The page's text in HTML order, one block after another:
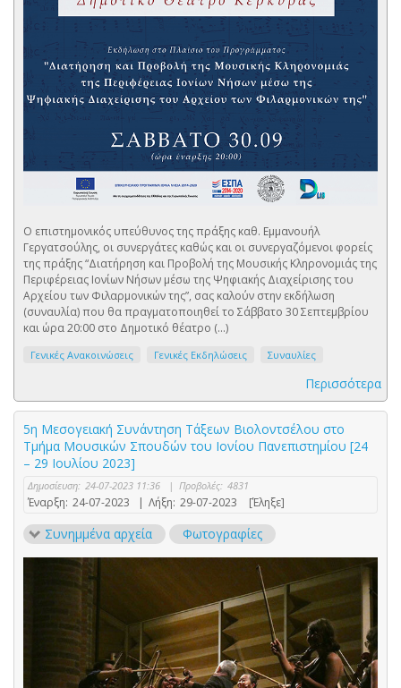
Ο επιστημονικός υπεύθυνος της πράξης καθ. Εμμανουήλ
Γεργατσούλης, οι συνεργάτες καθώς και οι συνεργαζόμενοι φορείς
της πράξης “Διατήρηση και Προβολή της Μουσικής Κληρονομιάς της
Περιφέρειας Ιονίων Νήσων μέσω της Ψηφιακής Διαχείρισης του
Αρχείου των Φιλαρμονικών της”, σας καλούν στην εκδήλωση
(συναυλία) που θα πραγματοποιηθεί το Σάββατο 30 Σεπτεμβρίου
και ώρα 20:00 στο Δημοτικό θέατρο (...)
Γενικές Ανακοινώσεις Γενικές Εκδηλώσεις Συναυλίες
Περισσότερα
5η Μεσογειακή Συνάντηση Τάξεων Βιολοντσέλου στο
Τμήμα Μουσικών Σπουδών του Ιονίου Πανεπιστημίου [24
– 29 Ιουλίου 2023]
Δημοσίευση: 24-07-2023 11:36 | Προβολές: 4831
Έναρξη: 24-07-2023 | Λήξη: 29-07-2023 [Έληξε]
Συνημμένα αρχεία Φωτογραφίες